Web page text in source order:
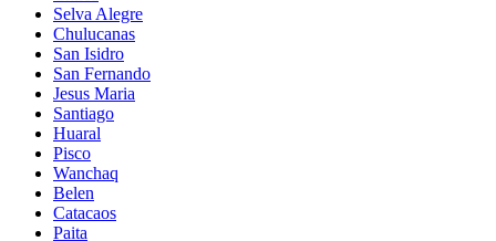
Selva Alegre
Chulucanas
San Isidro
San Fernando
Jesus Maria
Santiago
Huaral
Pisco
Wanchaq
Belen
Catacaos
Paita